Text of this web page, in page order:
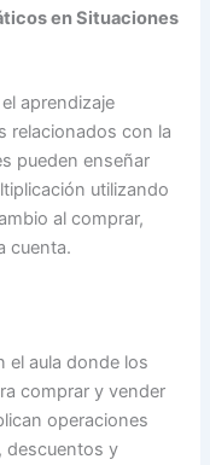
en Situaciones
aprendizaje
relacionados con la
pueden enseñar
utilizando
al comprar,
cuenta.
el aula donde los
comprar y vender
operaciones
descuentos y